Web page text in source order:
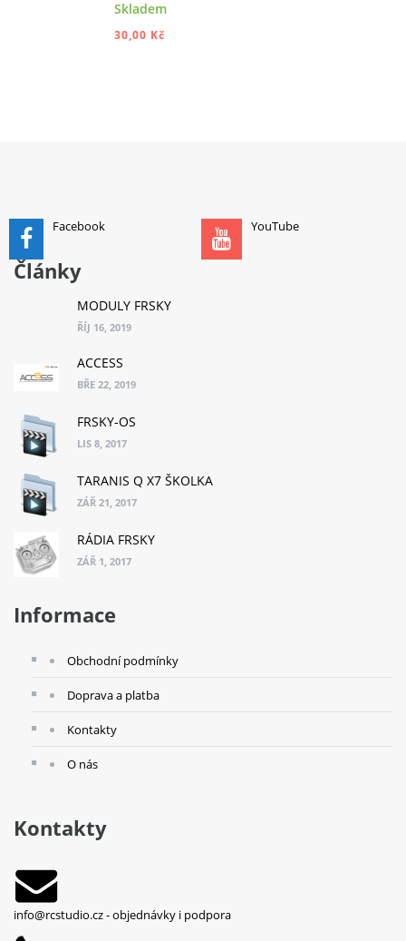
Skladem
30,00 Kč
Facebook YouTube
Články
MODULY FRSKY
ŘÍJ 16, 2019
ACCESS
BŘE 22, 2019
FRSKY-OS
LIS 8, 2017
TARANIS Q X7 ŠKOLKA
ZÁŘ 21, 2017
RÁDIA FRSKY
ZÁŘ 1, 2017
Informace
Obchodní podmínky
Doprava a platba
Kontakty
O nás
Kontakty
info@rcstudio.cz- objednávky i podpora